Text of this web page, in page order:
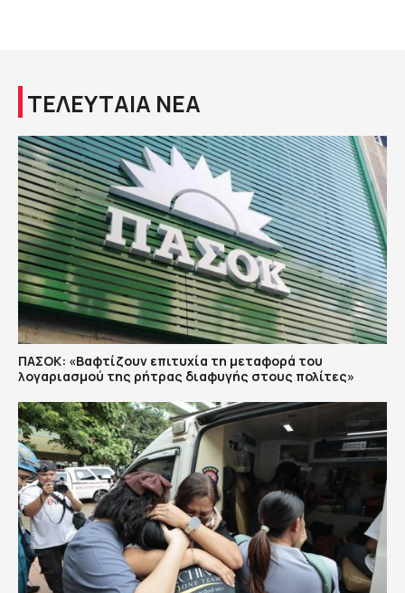
ΤΕΛΕΥΤΑΙΑ ΝΕΑ
ΠΑΣΟΚ: «Βαφτίζουν επιτυχία τη μεταφορά του
λογαριασμού της ρήτρας διαφυγής στους πολίτες»